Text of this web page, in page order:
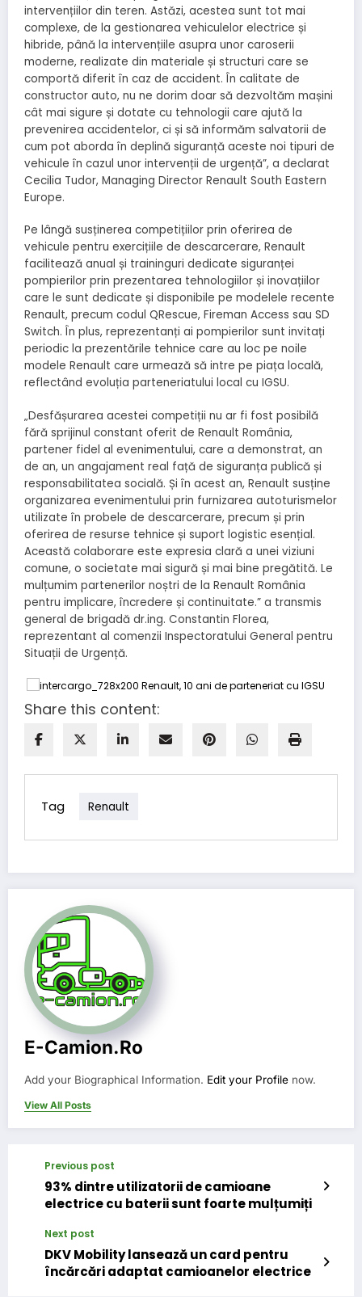
intervențiilor din teren. Astăzi, acestea sunt tot mai
complexe, de la gestionarea vehiculelor electrice și
hibride, până la intervențiile asupra unor caroserii
moderne, realizate din materiale și structuri care se
comportă diferit în caz de accident. În calitate de
constructor auto, nu ne dorim doar să dezvoltăm mașini
cât mai sigure și dotate cu tehnologii care ajută la
prevenirea accidentelor, ci și să informăm salvatorii de
cum pot aborda în deplină siguranță aceste noi tipuri de
vehicule în cazul unor intervenții de urgență”, a declarat
Cecilia Tudor, Managing Director Renault South Eastern
Europe.
Pe lângă susținerea competițiilor prin oferirea de
vehicule pentru exercițiile de descarcerare, Renault
facilitează anual și traininguri dedicate siguranței
pompierilor prin prezentarea tehnologiilor și inovațiilor
care le sunt dedicate și disponibile pe modelele recente
Renault, precum codul QRescue, Fireman Access sau SD
Switch. În plus, reprezentanți ai pompierilor sunt invitați
periodic la prezentările tehnice care au loc pe noile
modele Renault care urmează să intre pe piața locală,
reflectând evoluția parteneriatului local cu IGSU.
„Desfășurarea acestei competiții nu ar fi fost posibilă
fără sprijinul constant oferit de Renault România,
partener fidel al evenimentului, care a demonstrat, an
de an, un angajament real față de siguranța publică și
responsabilitatea socială. Și în acest an, Renault susține
organizarea evenimentului prin furnizarea autoturismelor
utilizate în probele de descarcerare, precum și prin
oferirea de resurse tehnice și suport logistic esențial.
Această colaborare este expresia clară a unei viziuni
comune, o societate mai sigură și mai bine pregătită. Le
mulțumim partenerilor noștri de la Renault România
pentru implicare, încredere și continuitate.” a transmis
general de brigadă dr.ing. Constantin Florea,
reprezentant al comenzii Inspectoratului General pentru
Situații de Urgență.
Share this content:
Tag Renault
E-Camion.ro
Add your Biographical Information. Edit your Profile now.
View All Posts
Previous post
93% dintre utilizatorii de camioane
electrice cu baterii sunt foarte mulțumiți
Next post
DKV Mobility lansează un card pentru
încărcări adaptat camioanelor electrice